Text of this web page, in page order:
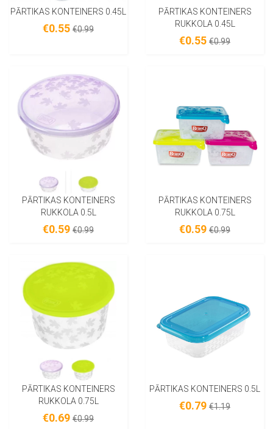
PĀRTIKAS KONTEINERS 0.45L
€0.55 €0.99
PĀRTIKAS KONTEINERS
RUKKOLA 0.45L
€0.55 €0.99
PĀRTIKAS KONTEINERS
RUKKOLA 0.5L
€0.59 €0.99
PĀRTIKAS KONTEINERS
RUKKOLA 0.75L
€0.59 €0.99
PĀRTIKAS KONTEINERS
RUKKOLA 0.75L
€0.69 €0.99
PĀRTIKAS KONTEINERS 0.5L
€0.79 €1.19